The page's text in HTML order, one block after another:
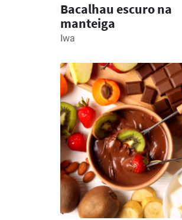
Bacalhau escuro na
manteiga
Iwa